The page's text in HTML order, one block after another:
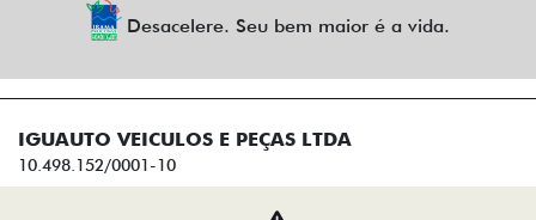
Desacelere. Seu bem maior é a vida.
IGUAUTO VEICULOS E PEÇAS LTDA
10.498.152/0001-10